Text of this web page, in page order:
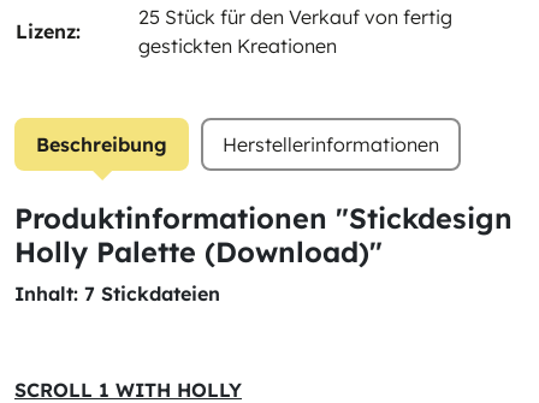
Lizenz:
25 Stück für den Verkauf von fertig
gestickten Kreationen
Beschreibung Herstellerinformationen
Produktinformationen "Stickdesign
Holly Palette (Download)"
Inhalt: 7 Stickdateien
SCROLL 1 WITH HOLLY